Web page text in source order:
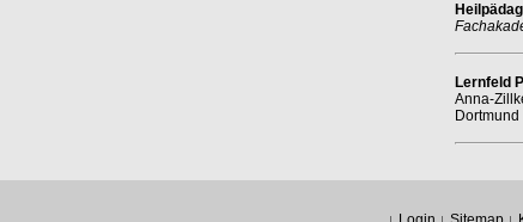
Lernfeld
Anna-
Dortmund